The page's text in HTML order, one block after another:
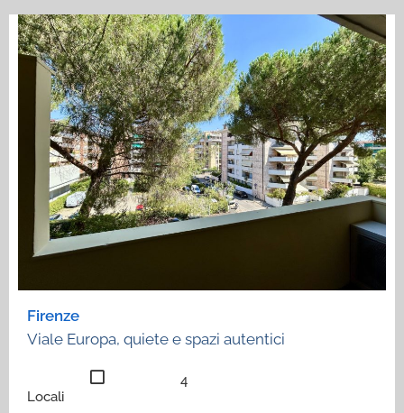
Firenze
Viale Europa, quiete e spazi autentici
Locali
4